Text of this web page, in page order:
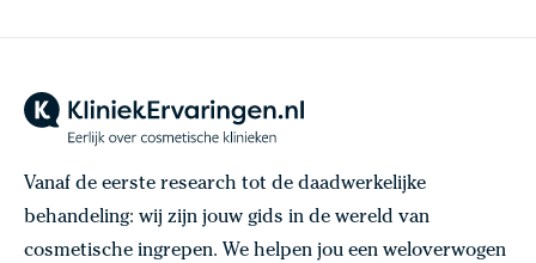
Vanaf de eerste research tot de daadwerkelijke
behandeling: wij zijn jouw gids in de wereld van
cosmetische ingrepen. We helpen jou een weloverwogen